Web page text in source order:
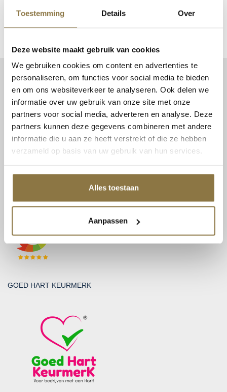
Toestemming Details Over
Deze website maakt gebruik van cookies
We gebruiken cookies om content en advertenties te
personaliseren, om functies voor social media te bieden
en om ons websiteverkeer te analyseren. Ook delen we
informatie over uw gebruik van onze site met onze
partners voor social media, adverteren en analyse. Deze
partners kunnen deze gegevens combineren met andere
informatie die u aan ze heeft verstrekt of die ze hebben
verzameld op basis van uw gebruik van hun services.
Alles toestaan
Aanpassen
CONTACT
Patent Niveau BV
Haarbos 1
3953 HA Maarsbergen
Tel: 0343 70 37 57
info@niveau-vbs.nl
KvK: 30212865
GOED HART KEURMERK